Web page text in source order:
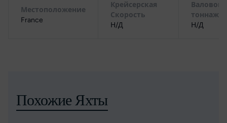
Местоположение
France
Крейсерская
Скорость
Н/Д
Валовой
тоннаж
Н/Д
Похожие Яхты